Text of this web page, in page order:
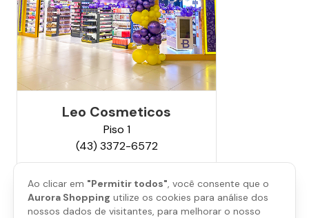
Ao clicar em "Permitir todos", você consente que o
Aurora Shopping utilize os cookies para análise dos
nossos dados de visitantes, para melhorar o nosso
Leo Cosmeticos
Piso 1
(43) 3372-6572
Saiba mais